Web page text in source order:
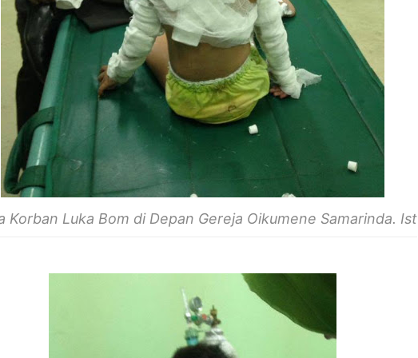
Korban Luka Bom di Depan Gereja Oikumene Samarinda. Ist